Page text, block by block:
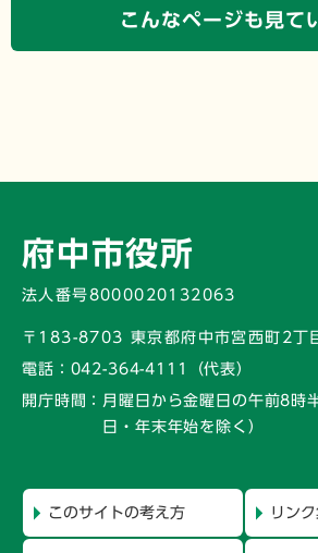
こんなページも見て
府中市役所
法人番号8000020132063
〒183-8703 東京都府中市宮西町2丁
電話： 042-364-4111（代表）
開庁時間： 月曜日から金曜日の午前8時
日・年末年始を除く）
このサイトの考え方 リン